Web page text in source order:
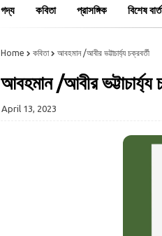
গদ্য কবিতা প্রাসঙ্গিক বিশেষ
Home কবিতা আবহমান /আবীর ভট্টাচার্য্য চক্রবর্তী
আবহমান /আবীর ভট্টাচার্য্য
April 13, 2023